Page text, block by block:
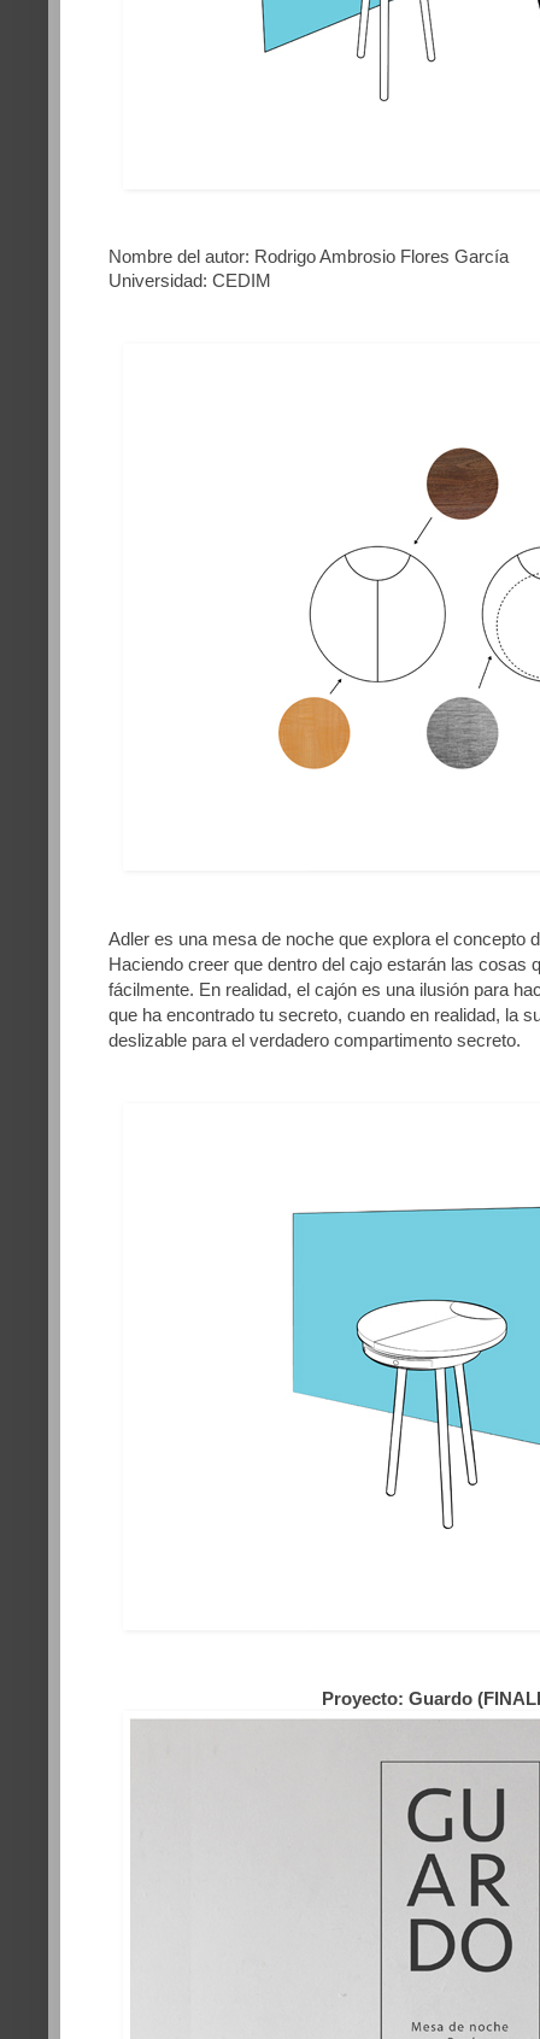
Nombre del autor: Rodrigo Ambrosio Flores García
Universidad: CEDIM
Adler es una mesa de noche que explora el concepto
Haciendo creer que dentro del cajo estarán las cosas
fácilmente. En realidad, el cajón es una ilusión para
que ha encontrado tu secreto, cuando en realidad, la
deslizable para el verdadero compartimento secreto.
Proyecto: Guardo